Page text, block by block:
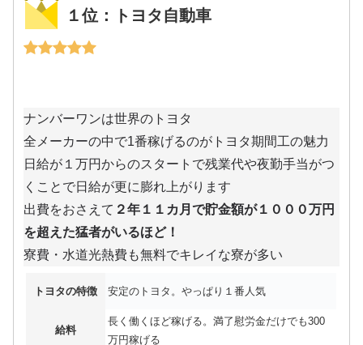
１位：トヨタ自動車
ナンバーワンは世界のトヨタ
全メーカーの中で1番稼げるのがトヨタ期間工の魅力
日給が１万円からのスタートで残業代や夜勤手当がつ
くことで日給が更に膨れ上がります
出費をおさえて ２年１１カ月で貯金額が１０００万円
を超えた猛者がいるほど！
寮費・水道光熱費も無料でキレイな寮が多い
トヨタの特徴 安定のトヨタ。やっぱり１番人気
給料
長く働くほど稼げる。満了慰労金だけでも300
万円稼げる